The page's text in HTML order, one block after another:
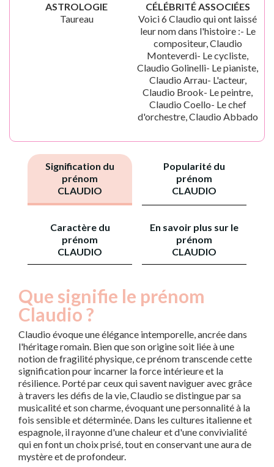
ASTROLOGIE
Taureau
CÉLÉBRITÉ ASSOCIÉES
Voici 6 Claudio qui ont laissé
leur nom dans l'histoire :- Le
compositeur, Claudio
Monteverdi- Le cycliste,
Claudio Golinelli- Le pianiste,
Claudio Arrau- L'acteur,
Claudio Brook- Le peintre,
Claudio Coello- Le chef
d'orchestre, Claudio Abbado
Signification du
prénom
CLAUDIO
Popularité du
prénom
CLAUDIO
Caractère du
prénom
CLAUDIO
En savoir plus sur le
prénom
CLAUDIO
Que signifie le prénom
Claudio ?
Claudio évoque une élégance intemporelle, ancrée dans
l'héritage romain. Bien que son origine soit liée à une
notion de fragilité physique, ce prénom transcende cette
signification pour incarner la force intérieure et la
résilience. Porté par ceux qui savent naviguer avec grâce
à travers les défis de la vie, Claudio se distingue par sa
musicalité et son charme, évoquant une personnalité à la
fois sensible et déterminée. Dans les cultures italienne et
espagnole, il rayonne d'une chaleur et d'une convivialité
qui en font un choix prisé, tout en conservant une aura de
mystère et de profondeur.